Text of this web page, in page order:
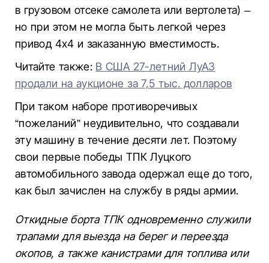
в грузовом отсеке самолета или вертолета) –
но при этом не могла быть легкой через
привод 4х4 и заказанную вместимость.
Читайте также: В США 27-летний ЛуАЗ
продали на аукционе за 7,5 тыс. долларов
При таком наборе противоречивых
“пожеланий” неудивительно, что создавали
эту машину в течение десяти лет. Поэтому
свои первые победы ТПК Луцкого
автомобильного завода одержал еще до того,
как был зачислен на службу в ряды армии.
Откидные борта ТПК одновременно служили
трапами для выезда на берег и переезда
окопов, а также канистрами для топлива или